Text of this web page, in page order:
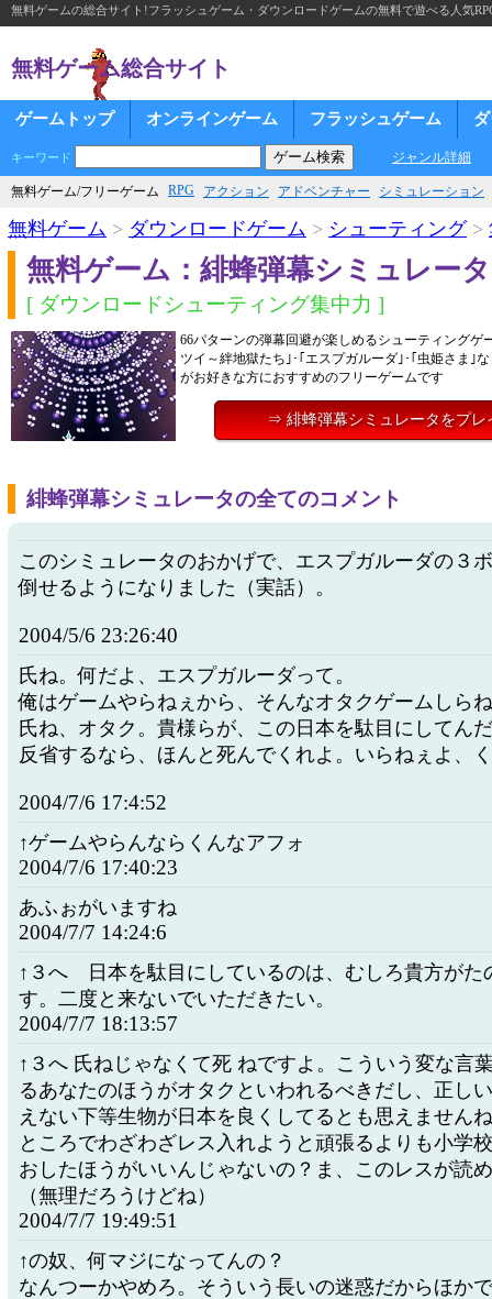
無料ゲームの総合サイト!フラッシュゲーム・ダウンロードゲームの無料で遊べる人気
無料ゲーム総合サイト
ゲームトップ オンラインゲーム フラッシュゲーム
キーワード ジャンル詳細
無料ゲーム/フリーゲーム RPG アクション アドベンチャー シミュレーション
無料ゲーム > ダウンロードゲーム > シューティング>
無料ゲーム：緋蜂弾幕シミュレータ
[ ダウンロードシューティング集中力 ]
66パターンの弾幕回避が楽しめるシューティングゲ
ツイ～絆地獄たち｣･｢エスプガルーダ｣･｢虫姫さま｣
がお好きな方におすすめのフリーゲームです
⇒ 緋蜂弾幕シミュレータをプレ
緋蜂弾幕シミュレータの全てのコメント
このシミュレータのおかげで、エスプガルーダの３
倒せるようになりました（実話）。
2004/5/6 23:26:40
氏ね。何だよ、エスプガルーダって。
俺はゲームやらねぇから、そんなオタクゲームしら
氏ね、オタク。貴様らが、この日本を駄目にしてん
反省するなら、ほんと死んでくれよ。いらねぇよ、
2004/7/6 17:4:52
↑ゲームやらんならくんなアフォ
2004/7/6 17:40:23
あふぉがいますね
2004/7/7 14:24:6
↑３へ 日本を駄目にしているのは、むしろ貴方がた
す。二度と来ないでいただきたい。
2004/7/7 18:13:57
↑３へ 氏ねじゃなくて死 ねですよ。こういう変な言
るあなたのほうがオタクといわれるべきだし、正し
えない下等生物が日本を良くしてるとも思えません
ところでわざわざレス入れようと頑張るよりも小学
おしたほうがいいんじゃないの？ま、このレスが読
（無理だろうけどね）
2004/7/7 19:49:51
↑の奴、何マジになってんの？
なんつーかやめろ。そういう長いの迷惑だからほか